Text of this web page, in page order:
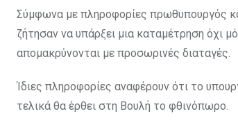
Σύμφωνα με πληροφορίες πρωθυπουργός
ζήτησαν να υπάρξει μια καταμέτρηση όχι
απομακρύνονται με προσωρινές διαταγές.
Ίδιες πληροφορίες αναφέρουν ότι το
τελικά θα έρθει στη Βουλή το φθινόπωρο.